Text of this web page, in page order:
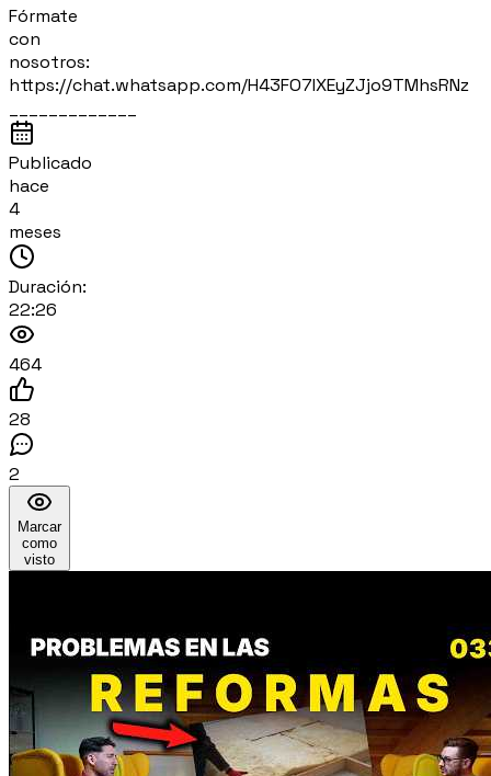
Fórmate
con
nosotros:
https://chat.whatsapp.com/H43FO7IXEyZJjo9TMhsRNz
Publicado
hace
4
meses
Duración:
22:26
464
28
2
Marcar
como
visto